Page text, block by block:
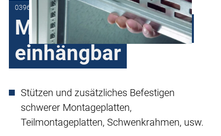
0396-0003-50-05
Mittenbefestigung
einhängbar
Stützen und zusätzliches Befestigen
schwerer Montageplatten,
Teilmontageplatten, Schwenkrahmen, usw.